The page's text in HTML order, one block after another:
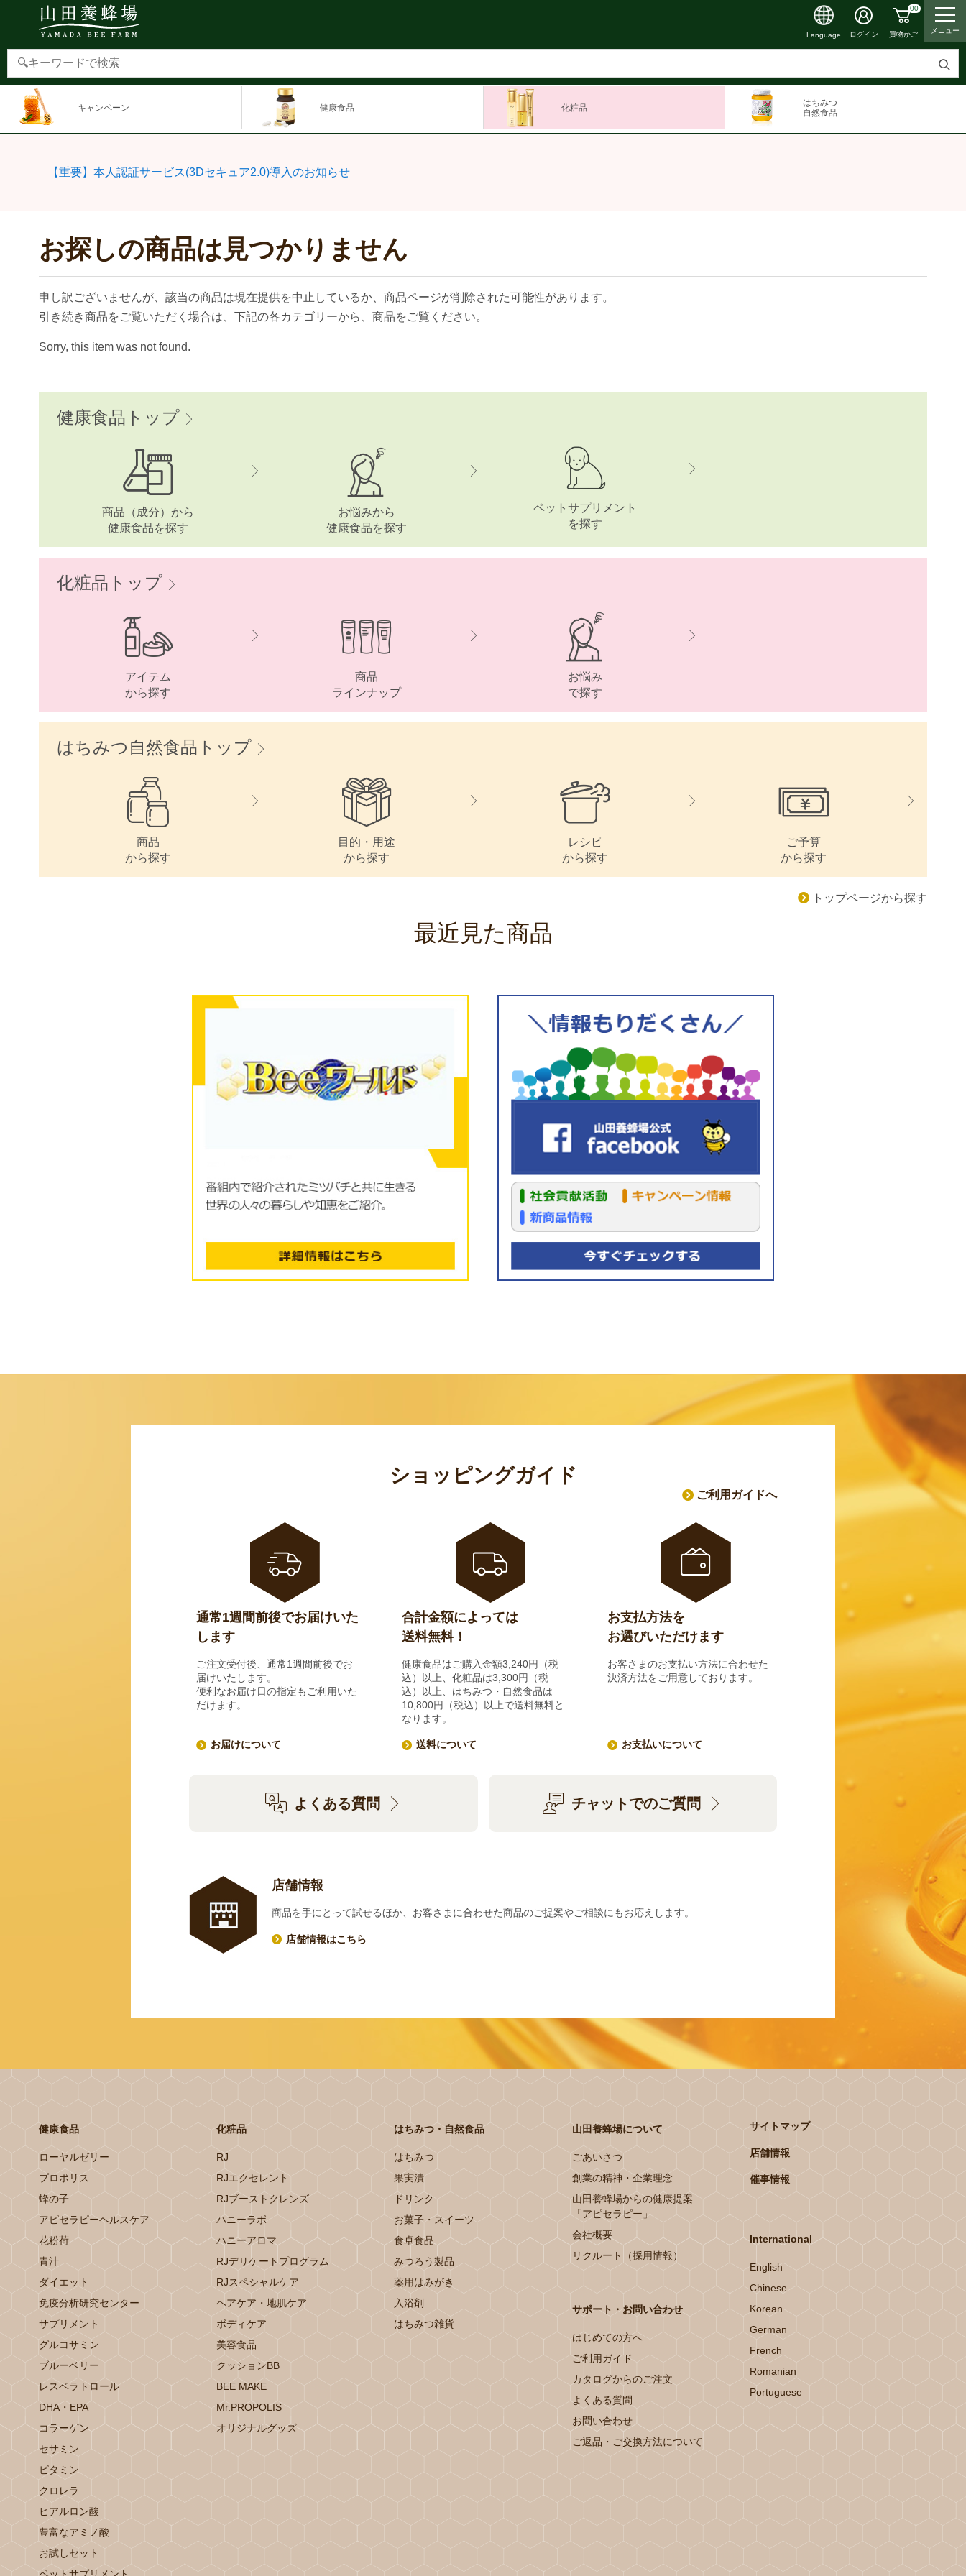
検
Language ログイン
00
買物かご メニュー
キャンペーン 健康食品 化粧品
はちみつ
自然食品
【重要】本人認証サービス(3Dセキュア2.0)導入のお知らせ
お探しの商品は見つかりません
申し訳ございませんが、該当の商品は現在提供を中止しているか、商品ページが削除された可能性があります。
引き続き商品をご覧いただく場合は、下記の各カテゴリーから、商品をご覧ください。
Sorry, this item was not found.
健康食品トップ
商品（成分）から
健康食品を探す
お悩みから
健康食品を探す
ペットサプリメント
を探す
化粧品トップ
アイテム
から探す
商品
ラインナップ
お悩み
で探す
はちみつ自然食品トップ
商品
から探す
目的・用途
から探す
レシピ
から探す
ご予算
から探す
トップページから探す
最近見た商品
ショッピングガイド
ご利用ガイドへ
通常1週間前後でお届けいた
します
ご注文受付後、通常1週間前後でお
届けいたします。
便利なお届け日の指定もご利用いた
だけます。
お届けについて
合計金額によっては
送料無料！
健康食品はご購入金額3,240円（税
込）以上、化粧品は3,300円（税
込）以上、はちみつ・自然食品は
10,800円（税込）以上で送料無料と
なります。
送料について
お支払方法を
お選びいただけます
お客さまのお支払い方法に合わせた
決済方法をご用意しております。
お支払いについて
よくある質問 チャットでのご質問
店舗情報
商品を手にとって試せるほか、お客さまに合わせた商品のご提案やご相談にもお応えします。
店舗情報はこちら
健康食品
ローヤルゼリー
プロポリス
蜂の子
アピセラピーヘルスケア
花粉荷
青汁
ダイエット
免疫分析研究センター
サプリメント
グルコサミン
ブルーベリー
レスベラトロール
DHA・EPA
コラーゲン
セサミン
ビタミン
クロレラ
ヒアルロン酸
豊富なアミノ酸
お試しセット
化粧品
RJ
RJエクセレント
RJブーストクレンズ
ハニーラボ
ハニーアロマ
RJデリケートプログラム
RJスペシャルケア
ヘアケア・地肌ケア
ボディケア
美容食品
クッションBB
BEE MAKE
Mr.PROPOLIS
オリジナルグッズ
はちみつ・自然食品
はちみつ
果実漬
ドリンク
お菓子・スイーツ
食卓食品
みつろう製品
薬用はみがき
入浴剤
はちみつ雑貨
山田養蜂場について
ごあいさつ
創業の精神・企業理念
山田養蜂場からの健康提案
「アピセラピー」
会社概要
リクルート（採用情報）
サポート・お問い合わせ
はじめての方へ
ご利用ガイド
カタログからのご注文
よくある質問
お問い合わせ
ご返品・ご交換方法について
サイトマップ
店舗情報
催事情報
International
English
Chinese
Korean
German
French
Romanian
Portuguese